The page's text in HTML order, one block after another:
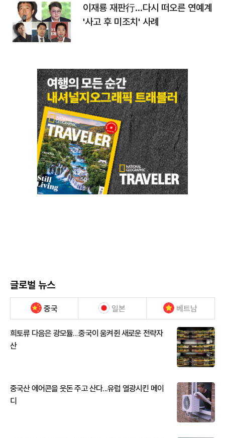
이재룡 재판行…다시 떠오른 연예계
'사고 후 미조치' 사례
글로벌 뉴스
중국 일본 베트남
희토류 다음은 광모듈…중국이 움켜쥔 새로운 전략자
산
중국산 에어콘을 웃돈 주고 산다...유럽 열광시킨 메이
디